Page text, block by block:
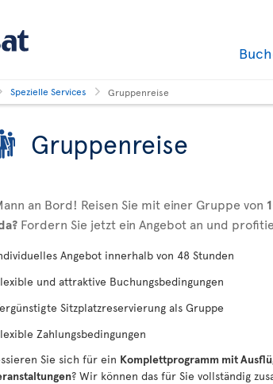
Spezielle Services Gruppenreise
Gruppenreise
an Bord! Reisen Sie mit einer Gruppe von
Fordern Sie jetzt ein Angebot an und
Angebot innerhalb von 48 Stunden
und attraktive Buchungsbedingungen
Sitzplatzreservierung als Gruppe
Zahlungsbedingungen
Sie sich für ein Komplettprogramm mit
? Wir können das für Sie vollständig